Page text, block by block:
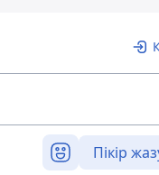
Пікір